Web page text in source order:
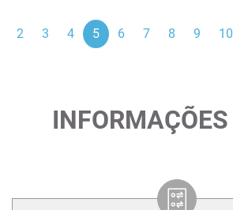
2 3 4 5 6 7 8 9 10
INFORMAÇÕES